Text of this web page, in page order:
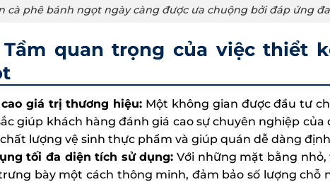
cà phê bánh ngọt ngày càng được ưa chuộng bởi đáp ứng
Tầm quan trọng của việc thiểt
giá trị thương hiệu: Một không gian được đầu tư
giúp khách hàng đánh giá cao sự chuyên nghiệp
lượng vệ sinh thực phẩm và giúp quán dễ dàng
tối đa diện tích sử dụng: Với những mặt bằng
bày một cách thông minh, đảm bảo số lượng chỗ